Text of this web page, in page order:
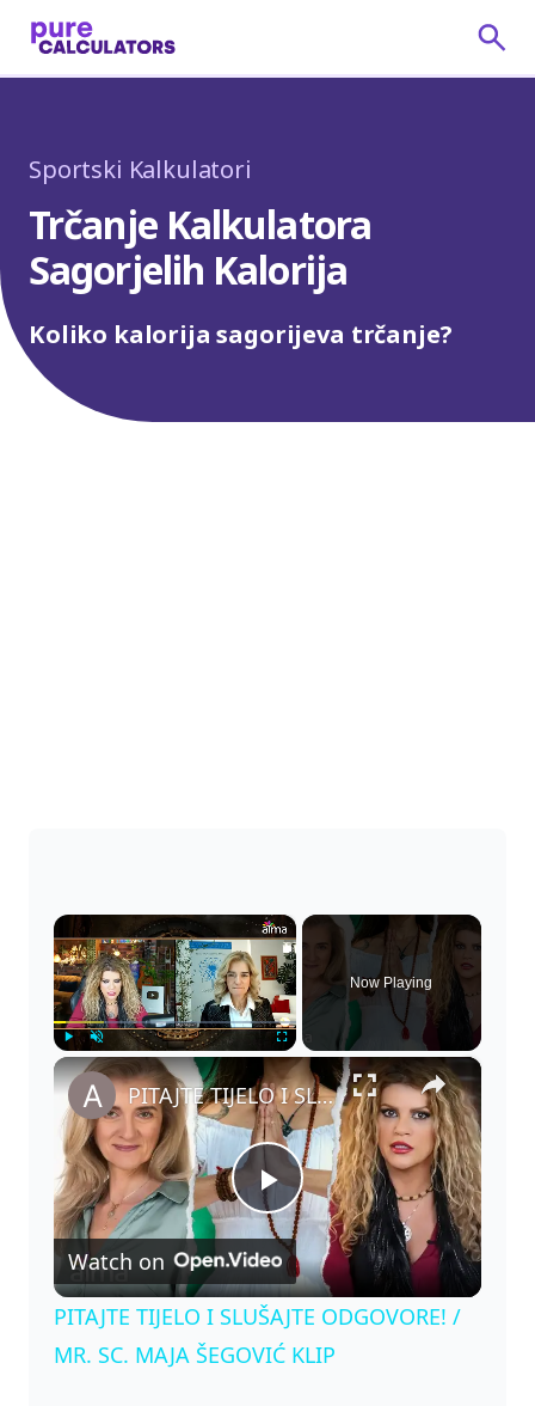
Sportski Kalkulatori
Trčanje Kalkulatora
Sagorjelih Kalorija
Koliko kalorija sagorijeva trčanje?
×
Play Unmute Fullscreen
Now Playing
×
P
l
a
PITAJTE TIJELO I SLUŠAJTE ODGOVORE! / MR. SC. MAJA ŠEGOVIĆ KLIP
Watch on
PITAJTE TIJELO I SLUŠAJTE ODGOVORE! /
MR. SC. MAJA ŠEGOVIĆ KLIP